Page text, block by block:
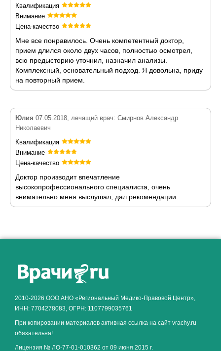
Квалификация
Внимание
Цена-качество
Мне все понравилось. Очень компетентный доктор,
прием длился около двух часов, полностью осмотрел,
всю предысторию уточнил, назначил анализы.
Комплексный, основательный подход. Я довольна, приду
на повторный прием.
Юлия 07.05.2018, лечащий врач: Смирнов Александр
Николаевич
Квалификация
Внимание
Цена-качество
Доктор производит впечатление
высокопрофессионального специалиста, очень
внимательно меня выслушал, дал рекомендации.
2010-2026 ООО АНО «Региональный Медико-Правовой Центр»,
ИНН: 7704278083, ОГРН: 1107799035761
При копировании материалов активная ссылка на сайт vrachy.ru
обязательна!
Лицензия № ЛО-77-01-010362 от 09 июня 2015 г.